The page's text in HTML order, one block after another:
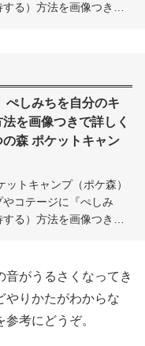
る）方法を画像つきで
ぺしみちを自分のキ
を画像つきで詳しく
森 ポケットキャン
ットキャンプ（ポケ森）
コテージに『ぺしみ
る）方法を画像つきで
音がうるさくなってき
やりかたがわからな
考にどうぞ。